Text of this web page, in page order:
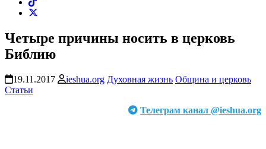
Четыре причины носить в церковь
Библию
19.11.2017 ieshua.org Духовная жизнь Община и церковь
Статьи
Телеграм канал @ieshua.org